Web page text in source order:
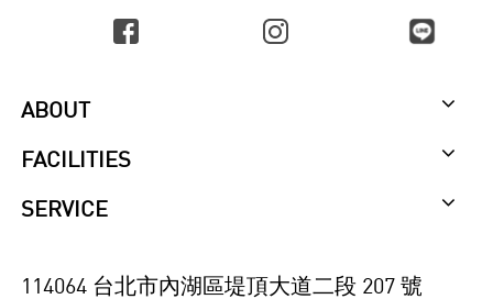
ABOUT
FACILITIES
SERVICE
114064 台北市內湖區堤頂大道二段 207 號